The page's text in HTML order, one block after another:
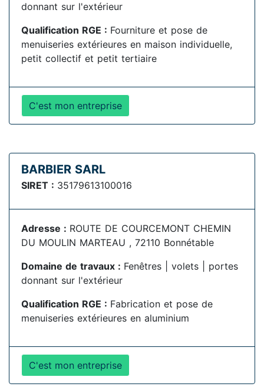
donnant sur l'extérieur
Qualification RGE : Fourniture et pose de
menuiseries extérieures en maison individuelle,
petit collectif et petit tertiaire
C'est mon entreprise
BARBIER SARL
SIRET : 35179613100016
Adresse : ROUTE DE COURCEMONT CHEMIN
DU MOULIN MARTEAU , 72110 Bonnétable
Domaine de travaux : Fenêtres | volets | portes
donnant sur l'extérieur
Qualification RGE : Fabrication et pose de
menuiseries extérieures en aluminium
C'est mon entreprise